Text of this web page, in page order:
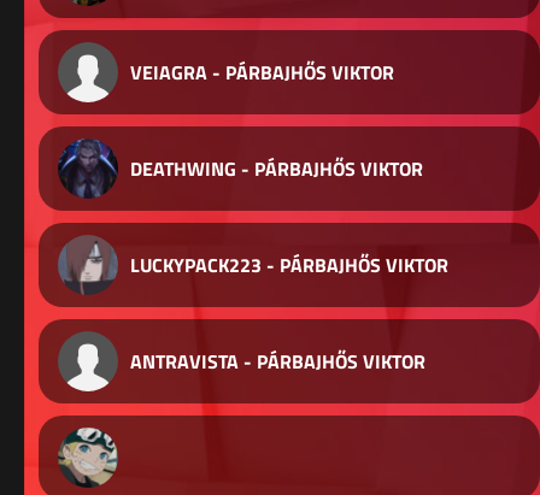
VEIAGRA - PÁRBAJHŐS VIKTOR
DEATHWING - PÁRBAJHŐS VIKTOR
LUCKYPACK223 - PÁRBAJHŐS VIKTOR
ANTRAVISTA - PÁRBAJHŐS VIKTOR